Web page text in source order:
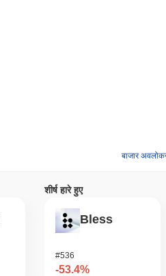
बाजार
शीर्ष हारे हुए
Bless
#536
-53.4%